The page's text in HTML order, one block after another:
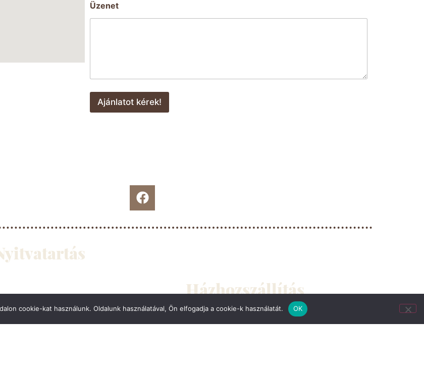
Üzenet
Ajánlatot kérek!
Vecsés, Üllő, Gyál, Bp. XVIII. kerület
Házhozszállítás
cookie-kat használunk. Oldalunk használatával, Ön elfogadja a cookie-k használatát. OK